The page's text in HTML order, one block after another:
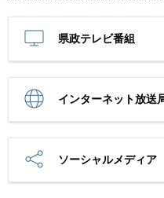
県政テレビ番組
インターネット放送
ソーシャルメディア